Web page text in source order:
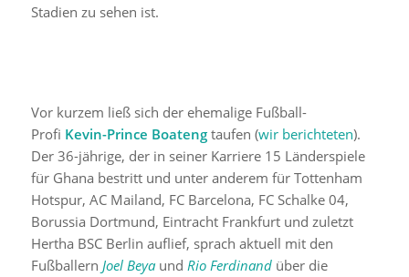
Stadien zu sehen ist.
Vor kurzem ließ sich der ehemalige Fußball-
Profi Kevin-Prince Boatengtaufen (wir berichteten).
Der 36-jährige, der in seiner Karriere 15 Länderspiele
für Ghana bestritt und unter anderem für Tottenham
Hotspur, AC Mailand, FC Barcelona, FC Schalke 04,
Borussia Dortmund, Eintracht Frankfurt und zuletzt
Hertha BSC Berlin auflief, sprach aktuell mit den
Fußballern Joel Beyaund Rio Ferdinand über die